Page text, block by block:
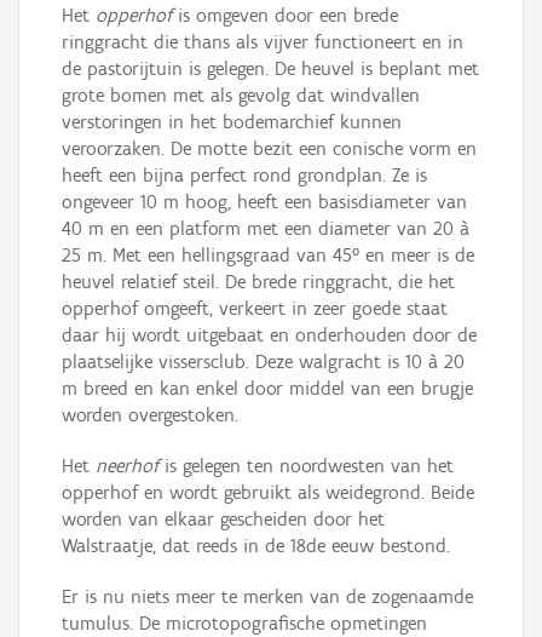
Het opperhofis omgeven door een brede
ringgracht die thans als vijver functioneert en in
de pastorijtuin is gelegen. De heuvel is beplant met
grote bomen met als gevolg dat windvallen
verstoringen in het bodemarchief kunnen
veroorzaken. De motte bezit een conische vorm en
heeft een bijna perfect rond grondplan. Ze is
ongeveer 10 m hoog, heeft een basisdiameter van
40 m en een platform met een diameter van 20 à
25 m. Met een hellingsgraad van 45° en meer is de
heuvel relatief steil. De brede ringgracht, die het
opperhof omgeeft, verkeert in zeer goede staat
daar hij wordt uitgebaat en onderhouden door de
plaatselijke vissersclub. Deze walgracht is 10 à 20
m breed en kan enkel door middel van een brugje
worden overgestoken.
Het neerhofis gelegen ten noordwesten van het
opperhof en wordt gebruikt als weidegrond. Beide
worden van elkaar gescheiden door het
Walstraatje, dat reeds in de 18de eeuw bestond.
Er is nu niets meer te merken van de zogenaamde
tumulus. De microtopografische opmetingen